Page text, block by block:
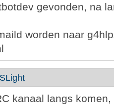
gevonden, na
worden naar
SLight
kanaal langs